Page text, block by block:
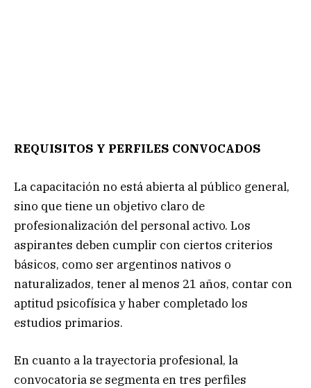
REQUISITOS Y PERFILES CONVOCADOS
La capacitación no está abierta al público general,
sino que tiene un objetivo claro de
profesionalización del personal activo. Los
aspirantes deben cumplir con ciertos criterios
básicos, como ser argentinos nativos o
naturalizados, tener al menos 21 años, contar con
aptitud psicofísica y haber completado los
estudios primarios.
En cuanto a la trayectoria profesional, la
convocatoria se segmenta en tres perfiles